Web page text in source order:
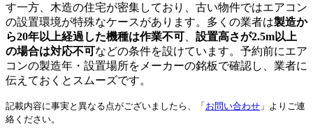
す一方、木造の住宅が密集しており、古い物件ではエアコン
の設置環境が特殊なケースがあります。多くの業者は製造か
ら20年以上経過した機種は作業不可
設置高さが2.5m以上
の場合は対応不可などの条件を設けています。予約前にエア
コンの製造年・設置場所をメーカーの銘板で確認し、業者に
伝えておくとスムーズです。
記載内容に事実と異なる点がございましたら、「 お問い合わせ 」よりご連
絡ください。